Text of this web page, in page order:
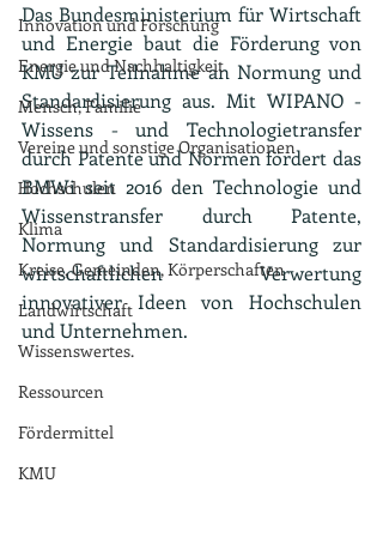
Innovation und Forschung
Energie und Nachhaltigkeit
Mensch, Familie
Vereine und sonstige Organisationen
Hochschulen
Klima
Kreise, Gemeinden, Körperschaften
Landwirtschaft
Wissenswertes.
Ressourcen
Fördermittel
KMU
Das Bundesministerium für Wirtschaft
und Energie baut die Förderung von
KMU zur Teilnahme an Normung und
Standardisierung aus. Mit WIPANO -
Wissens - und Technologietransfer
durch Patente und Normen fördert das
BMWi seit 2016 den Technologie und
Wissenstransfer durch Patente,
Normung und Standardisierung zur
wirtschaftlichen Verwertung
innovativer Ideen von Hochschulen
und Unternehmen.